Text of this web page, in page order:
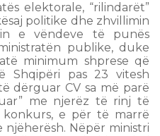
elektorale, “rilindarët”
politike dhe zhvillimin
e vëndeve të punës
publike, duke
minimum shprese që
pas 23 vitesh
dërguar CV sa më parë
me njerëz të rinj të
e për të marrë
Nëpër ministri